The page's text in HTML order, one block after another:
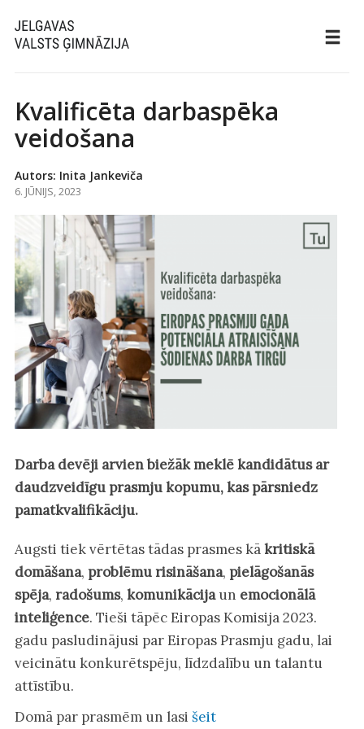
Kvalificēta darbaspēka
veidošana
Autors: Inita Jankeviča
6. JŪNIJS, 2023
Darba devēji arvien biežāk meklē kandidātus ar
daudzveidīgu prasmju kopumu, kas pārsniedz
pamatkvalifikāciju.
Augsti tiek vērtētas tādas prasmes kākritiskā
domāšana, problēmu risināšana, pielāgošanās
spēja, radošums, komunikācijaun emocionālā
inteliģence. Tieši tāpēc Eiropas Komisija 2023.
gadu pasludinājusi par Eiropas Prasmju gadu, lai
veicinātu konkurētspēju, līdzdalību un talantu
attīstību.
Domā par prasmēm un lasi šeit